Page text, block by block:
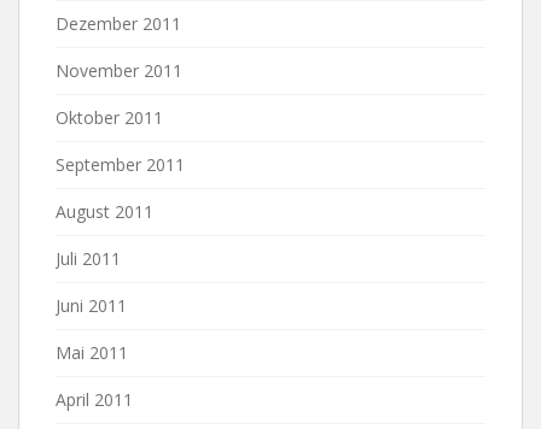
Dezember 2011
November 2011
Oktober 2011
September 2011
August 2011
Juli 2011
Juni 2011
Mai 2011
April 2011